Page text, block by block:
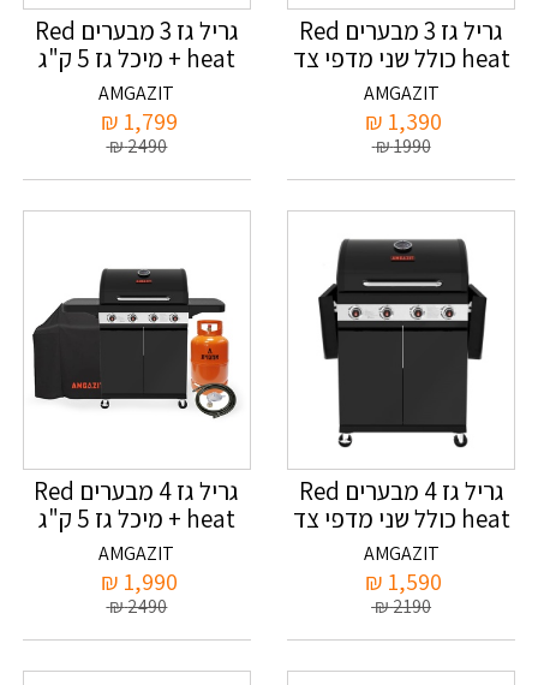
גריל גז 3 מבערים Red
heat כולל שני מדפי צד
מתקפלים אמגזית
AMGAZIT
1,390
₪
1990
₪
גריל גז 3 מבערים Red
heat + מיכל גז 5 ק"ג
אמגזית ווסת צינור וכסוי
AMGAZIT
1,799
₪
2490
₪
גריל גז 4 מבערים Red
heat כולל שני מדפי צד
מתקפלים אמגזית
AMGAZIT
1,590
₪
2190
₪
גריל גז 4 מבערים Red
heat + מיכל גז 5 ק"ג
אמגזית ווסת צינור וכסוי
AMGAZIT
1,990
₪
2490
₪